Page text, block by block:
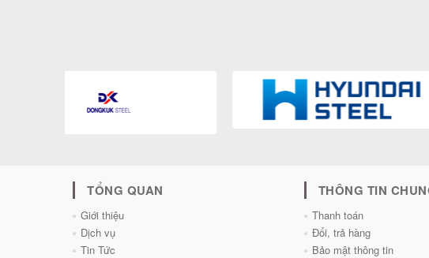
TỔNG QUAN
Giới thiệu
Dịch vụ
Tin Tức
THÔNG TIN
Thanh toán
Đổi, trả hàng
Bảo mật thông tin